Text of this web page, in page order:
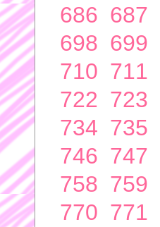
686 687
698 699
710 711
722 723
734 735
746 747
758 759
770 771